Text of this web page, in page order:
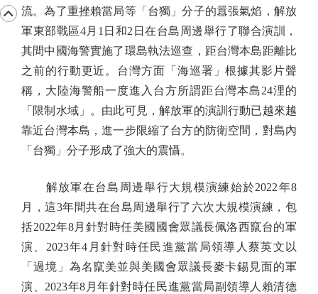
流。為了重挫賴當局等「台獨」分子的囂張氣焰，解放
軍東部戰區4月1日和2日在台島周邊舉行了聯合演訓，
其間中國海警實施了環島執法巡查，距台灣本島距離比
之前的行動更近。台灣方面「海巡署」根據其影片聲
稱，大陸海警船一度進入台方所謂距台灣本島24浬的
「限制水域」。由此可見，解放軍的演訓行動已越來越
靠近台灣本島，進一步限縮了台方的防衛空間，對島內
「台獨」分子形成了強大的震懾。
解放軍在台島周邊舉行大規模演練始於2022年8
月，這3年間共在台島周邊舉行了六次大規模演練，包
括2022年8月針對時任美國國會眾議長佩洛西竄台的軍
演、2023年4月針對時任民進黨當局領導人蔡英文以
「過境」為名竄美並與美國會眾議長麥卡錫見面的軍
演、2023年8月年針對時任民進黨當局副領導人賴清德